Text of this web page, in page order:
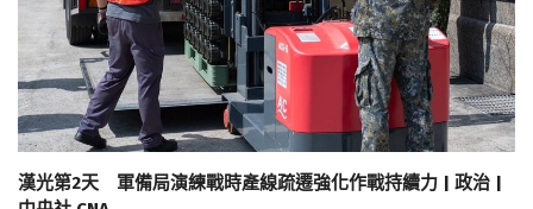
漢光第2天 軍備局演練戰時產線疏遷強化作戰持續力 | 政治 |